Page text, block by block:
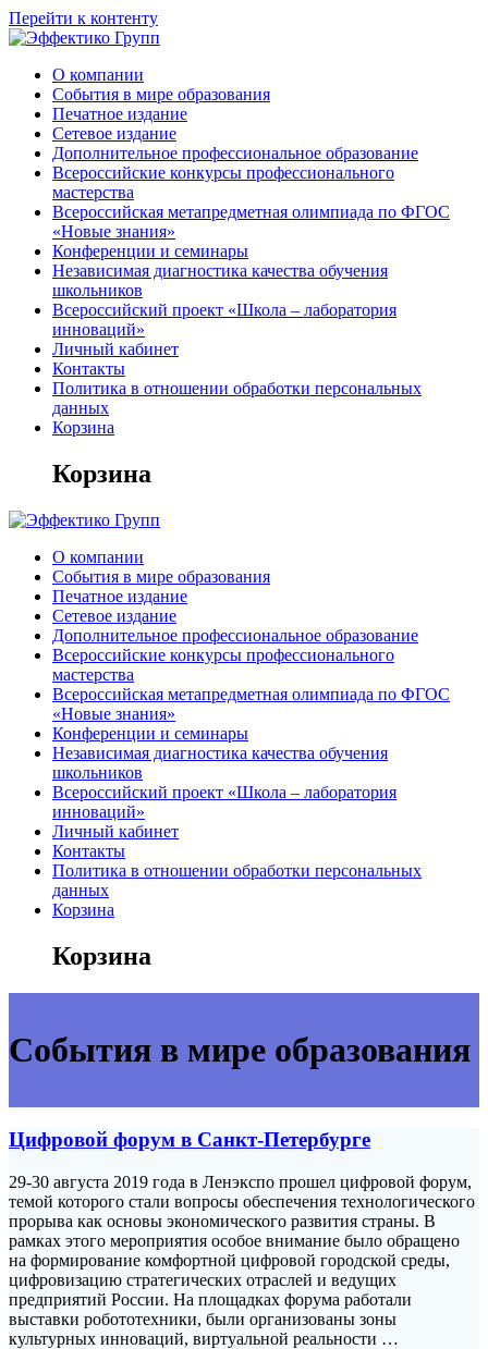
Перейти к контенту
О компании
События в мире образования
Печатное издание
Сетевое издание
Дополнительное профессиональное образование
Всероссийские конкурсы профессионального
мастерства
Всероссийская метапредметная олимпиада по ФГОС
«Новые знания»
Конференции и семинары
Независимая диагностика качества обучения
школьников
Всероссийский проект «Школа – лаборатория
инноваций»
Личный кабинет
Контакты
Политика в отношении обработки персональных
данных
Корзина
Корзина
О компании
События в мире образования
Печатное издание
Сетевое издание
Дополнительное профессиональное образование
Всероссийские конкурсы профессионального
мастерства
Всероссийская метапредметная олимпиада по ФГОС
«Новые знания»
Конференции и семинары
Независимая диагностика качества обучения
школьников
Всероссийский проект «Школа – лаборатория
инноваций»
Личный кабинет
Контакты
Политика в отношении обработки персональных
данных
Корзина
Корзина
События в мире образования
Цифровой форум в Санкт-Петербурге
29-30 августа 2019 года в Ленэкспо прошел цифровой форум,
темой которого стали вопросы обеспечения технологического
прорыва как основы экономического развития страны. В
рамках этого мероприятия особое внимание было обращено
на формирование комфортной цифровой городской среды,
цифровизацию стратегических отраслей и ведущих
предприятий России. На площадках форума работали
выставки робототехники, были организованы зоны
культурных инноваций, виртуальной реальности …